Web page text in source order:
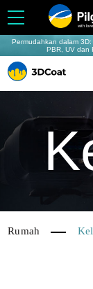
with
Permudahkan dalam
PBR, UV dan
Rumah